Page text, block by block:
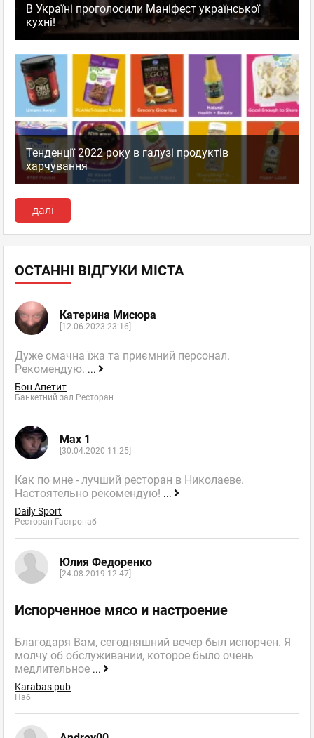
В Україні проголосили Маніфест української
кухні!
Тенденції 2022 року в галузі продуктів
харчування
далі
ОСТАННІ ВІДГУКИ МІСТА
Катерина Мисюра
[12.06.2023 23:16]
Дуже смачна їжа та приємний персонал.
Рекомендую. ...
Бон Апетит
Банкетний зал Ресторан
Max 1
[30.04.2020 11:25]
Как по мне - лучший ресторан в Николаеве.
Настоятельно рекомендую! ...
Daily Sport
Ресторан Гастропаб
Юлия Федоренко
[24.08.2019 12:47]
Испорченное мясо и настроение
Благодаря Вам, сегодняшний вечер был испорчен. Я
молчу об обслуживании, которое было очень
медлительное ...
Karabas pub
Паб